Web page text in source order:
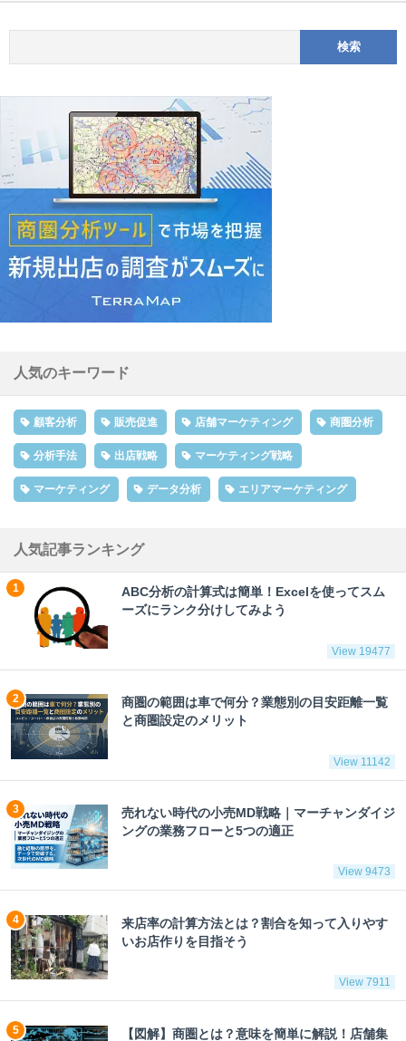
人気のキーワード
顧客分析 販売促進 店舗マーケティング 商圏分析
分析手法 出店戦略 マーケティング戦略
マーケティング データ分析 エリアマーケティング
人気記事ランキング
ABC分析の計算式は簡単！Excelを使ってスム
ーズにランク分けしてみよう
View 19477
商圏の範囲は車で何分？業態別の目安距離一覧
と商圏設定のメリット
View 11142
売れない時代の小売MD戦略｜マーチャンダイジ
ングの業務フローと5つの適正
View 9473
来店率の計算方法とは？割合を知って入りやす
いお店作りを目指そう
View 7911
【図解】商圏とは？意味を簡単に解説！店舗集